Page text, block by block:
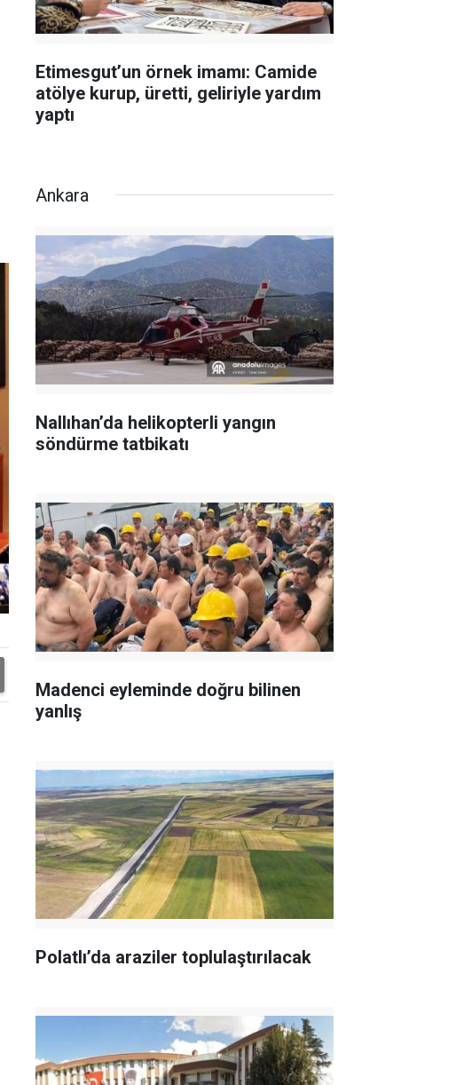
Etimesgut’un örnek imamı: Camide
atölye kurup, üretti, geliriyle yardım
yaptı
Ankara
Nallıhan’da helikopterli yangın
söndürme tatbikatı
Madenci eyleminde doğru bilinen
yanlış
Polatlı’da araziler toplulaştırılacak